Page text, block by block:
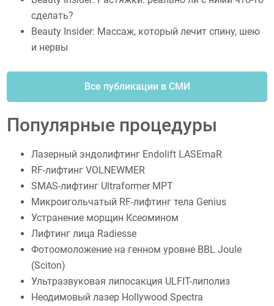
сделать?
Beauty Insider: Массаж, который лечит спину, шею
и нервы
Все публикации в СМИ
Популярные процедуры
Лазерный эндолифтинг Endolift LASEmaR
RF-лифтинг VOLNEWMER
SMAS-лифтинг Ultraformer MPT
Микроигольчатый RF-лифтинг тела Genius
Устранение морщин Ксеомином
Лифтинг лица Radiesse
Фотоомоложение на генном уровне BBL Joule
(Sciton)
Ультразвуковая липосакция ULFIT-липолиз
Неодимовый лазер Hollywood Spectra